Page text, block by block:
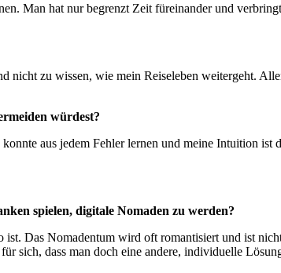
Man hat nur begrenzt Zeit füreinander und
nicht zu wissen, wie mein Reiseleben weitergeht.
würdest?
aus jedem Fehler lernen und meine Intuition ist
spielen, digitale Nomaden zu werden?
Das Nomadentum wird oft romantisiert und ist
sich, dass man doch eine andere, individuelle